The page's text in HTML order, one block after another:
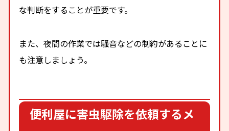
な判断をすることが重要です。
また、夜間の作業では騒音などの制約があることに
も注意しましょう。
便利屋に害虫駆除を依頼するメ